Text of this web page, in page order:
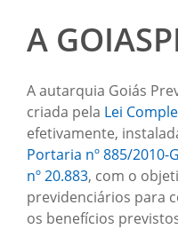
A
A autarquia Goiás
criada pela Lei
efetivamente,
Portaria nº 885/2010-
nº 20.883, com o
previdenciários para
os benefícios